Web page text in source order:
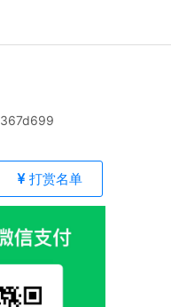
打赏名单